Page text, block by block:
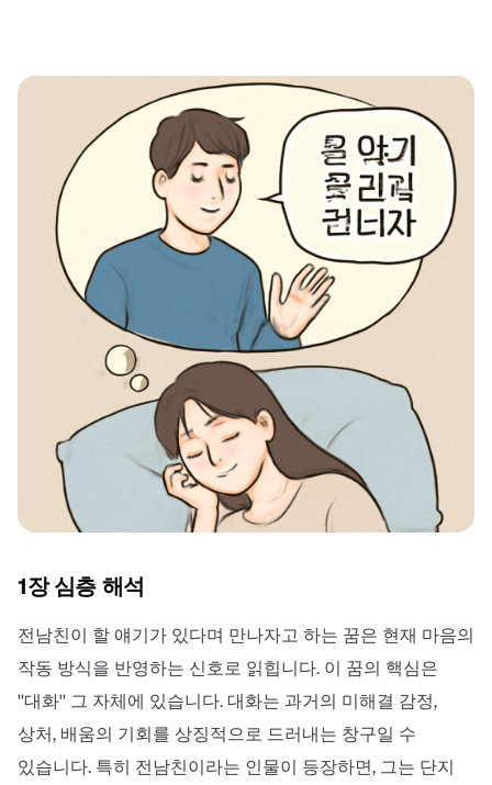
1장 심층 해석
전남친이 할 얘기가 있다며 만나자고 하는 꿈은 현재 마음의
작동 방식을 반영하는 신호로 읽힙니다. 이 꿈의 핵심은
''대화'' 그 자체에 있습니다. 대화는 과거의 미해결 감정,
상처, 배움의 기회를 상징적으로 드러내는 창구일 수
있습니다. 특히 전남친이라는 인물이 등장하면, 그는 단지